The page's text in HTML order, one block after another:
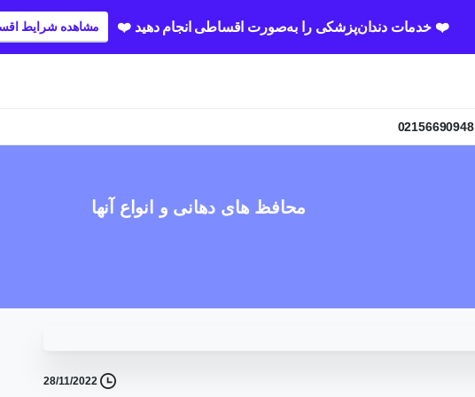
❤️ خدمات دندان‌پزشکی را به‌صورت اقساطی انجام دهید ❤️ مشاهده شرایط
02156690948
محافظ های دهانی و انواع آنها
28/11/2022